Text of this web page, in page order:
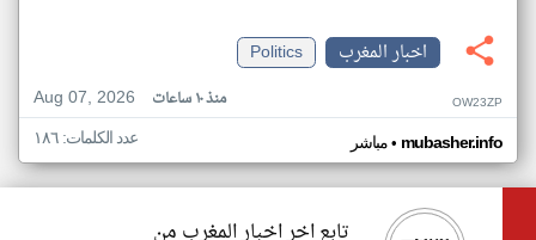
اخبار المغرب
Politics
Aug 07, 2026
منذ ١٠ ساعات OW23ZP
مباشر• mubasher.info عدد الكلمات: ١٨٦
تابع اخر اخبار المغرب من